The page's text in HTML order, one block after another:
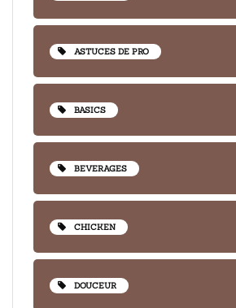
ASTUCES DE PRO
BASICS
BEVERAGES
CHICKEN
DOUCEUR